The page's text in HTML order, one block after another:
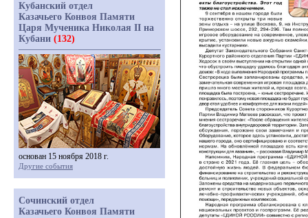
Кубанский отдел
Казачьего Конвоя Памяти
Царя Мученика Николая II на
Кубани (132)
основан 15 ноября 2018 г.
Другие события
Сочинский отдел
Казачьего Конвоя Памяти